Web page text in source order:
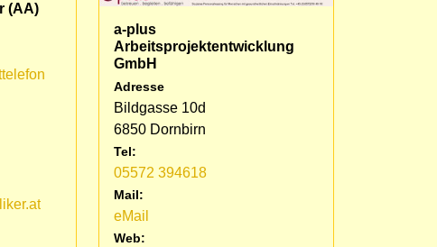
(AA)
a-plus
Arbeitsprojektentwicklung
GmbH
Adresse
Bildgasse 10d
6850 Dornbirn
Tel:
05572 394618
Mail:
eMail
Web: